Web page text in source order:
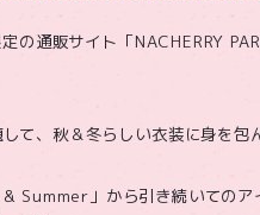
通販サイト「NACHERRY
、秋＆冬らしい衣装に身を包
Summer」から引き続いてのア